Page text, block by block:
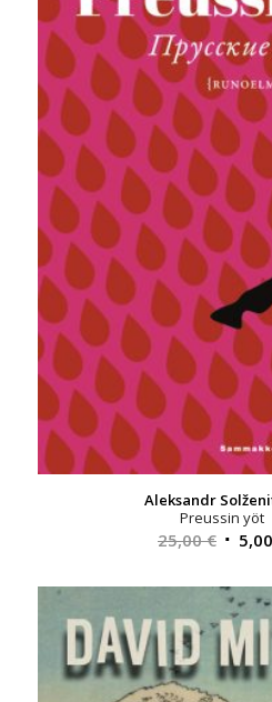
Aleksandr
Preussin yöt
25,00€
oli:
25,00
5,00